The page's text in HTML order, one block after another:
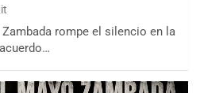
Zambada rompe el silencio en la